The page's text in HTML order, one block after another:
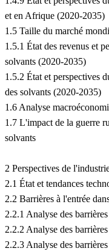
et en Afrique (2020-2035)
1.5 Taille du marché
1.5.1 État des revenus et
solvants (2020-2035)
1.5.2 État et perspectives
des solvants (2020-2035)
1.6 Analyse
1.7 L'impact de la guerre
solvants
2 Perspectives de
2.1 État et tendances
2.2 Barrières à l'entrée
2.2.1 Analyse des
2.2.2 Analyse des
2.2.3 Analyse des